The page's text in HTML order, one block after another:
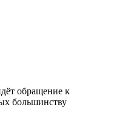
обращение к
большинству